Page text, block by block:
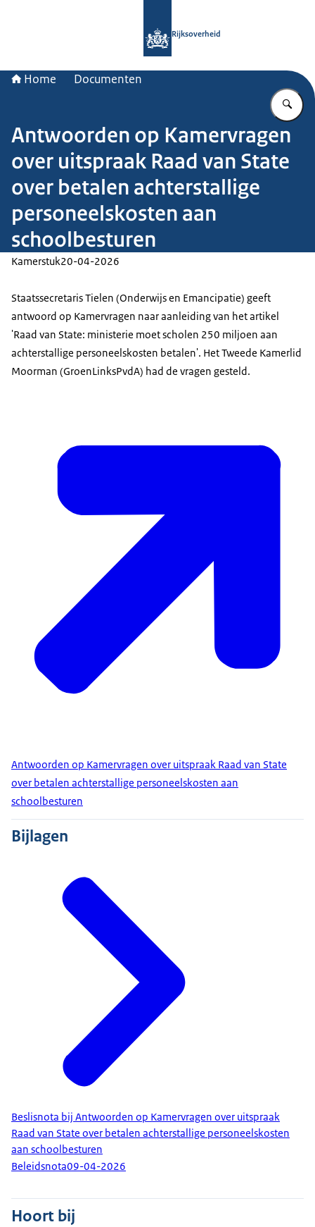
Rijksoverheid
Home Documenten
Antwoorden op Kamervragen
over uitspraak Raad van State
over betalen achterstallige
personeelskosten aan
schoolbesturen
Kamerstuk20-04-2026
Staatssecretaris Tielen (Onderwijs en Emancipatie) geeft
antwoord op Kamervragen naar aanleiding van het artikel
'Raad van State: ministerie moet scholen 250 miljoen aan
achterstallige personeelskosten betalen'. Het Tweede Kamerlid
Moorman (GroenLinksPvdA) had de vragen gesteld.
Antwoorden op Kamervragen over uitspraak Raad van State
over betalen achterstallige personeelskosten aan
schoolbesturen
Bijlagen
Beslisnota bij Antwoorden op Kamervragen over uitspraak
Raad van State over betalen achterstallige personeelskosten
aan schoolbesturen
Beleidsnota09-04-2026
Hoort bij